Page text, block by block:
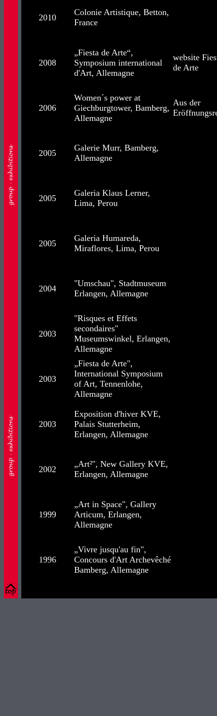
2010
Colonie Artistique, Betton,
France
2008
„Fiesta de Arte“,
Symposium international
d'Art, Allemagne
website
de Arte
2006
Women´s power at
Giechburgtower, Bamberg,
Allemagne
Aus der
2005
Galerie Murr, Bamberg,
Allemagne
2005
Galeria Klaus Lerner,
Lima, Perou
2005
Galeria Humareda,
Miraflores, Lima, Perou
2004
"Umschau", Stadtmuseum
Erlangen, Allemagne
2003
"Risques et Effets
secondaires"
Museumswinkel, Erlangen,
Allemagne
2003
„Fiesta de Arte",
International Symposium
of Art, Tennenlohe,
Allemagne
2003
Exposition d'hiver KVE,
Palais Stutterheim,
Erlangen, Allemagne
2002
„Art²", New Gallery KVE,
Erlangen, Allemagne
1999
„Art in Space", Gallery
Articum, Erlangen,
Allemagne
1996
„Vivre jusqu'au fin",
Concours d'Art Archevêché
Bamberg, Allemagne